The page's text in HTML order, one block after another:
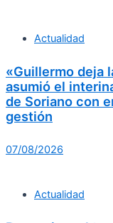
Actualidad
«Guillermo deja
asumió el
de Soriano con
gestión
07/08/2026
Actualidad